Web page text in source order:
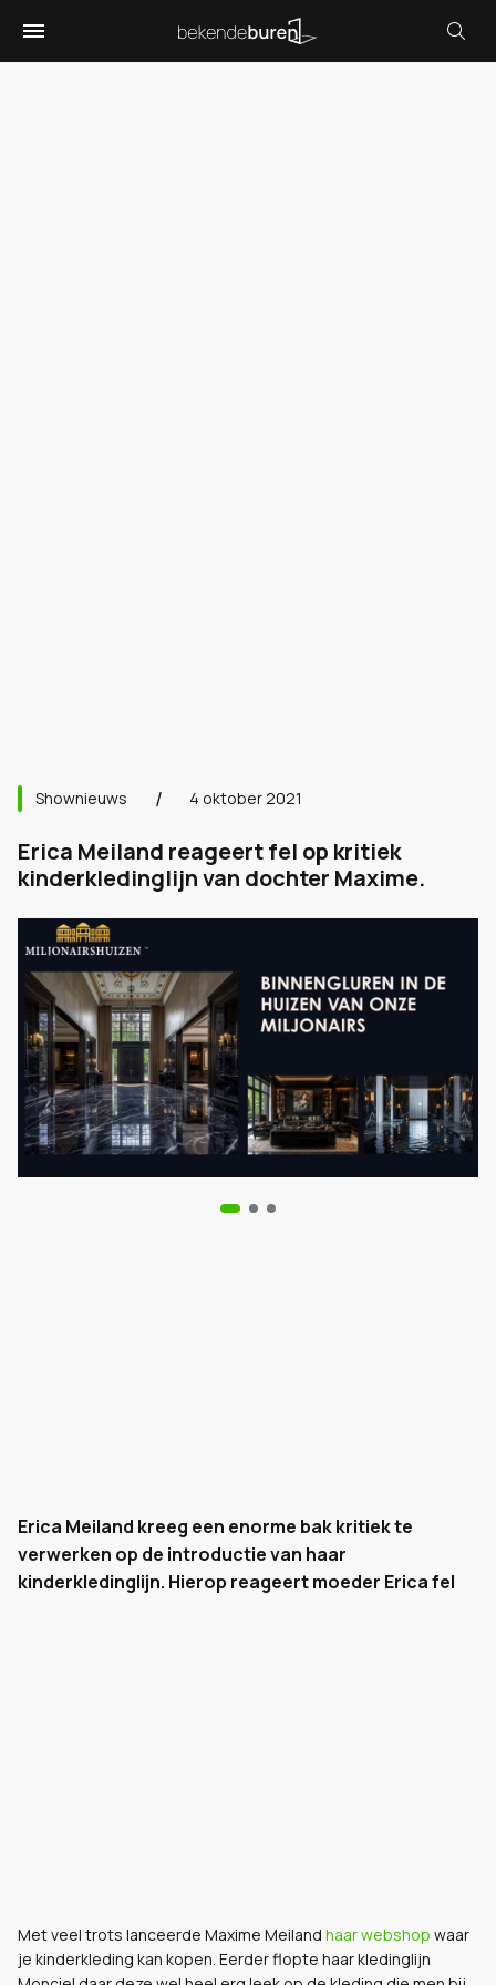
Shownieuws 4 oktober 2021
Erica Meiland reageert fel op kritiek
kinderkledinglijn van dochter Maxime.
Erica Meiland kreeg een enorme bak kritiek te
verwerken op de introductie van haar
kinderkledinglijn. Hierop reageert moeder Erica fel
Met veel trots lanceerde Maxime Meiland haar webshop waar
je kinderkleding kan kopen. Eerder flopte haar kledinglijn